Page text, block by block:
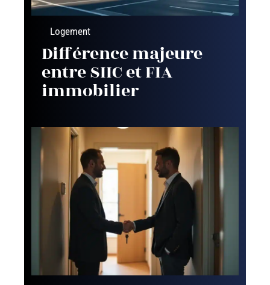
Logement
Différence majeure
entre SIIC et FIA
immobilier